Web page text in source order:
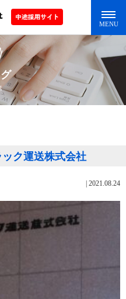
ック運送株式会社
2021.08.24